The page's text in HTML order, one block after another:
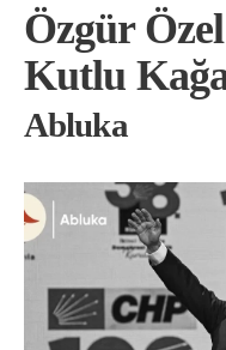
Özgür
Kutlu
Abluka